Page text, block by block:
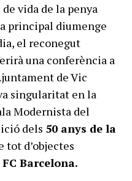
vida de la penya
principal diumenge
el reconegut
una conferència a
de Vic
singularitat en la
Modernista del
dels 50 anys de la
tot d’objectes
FC Barcelona.